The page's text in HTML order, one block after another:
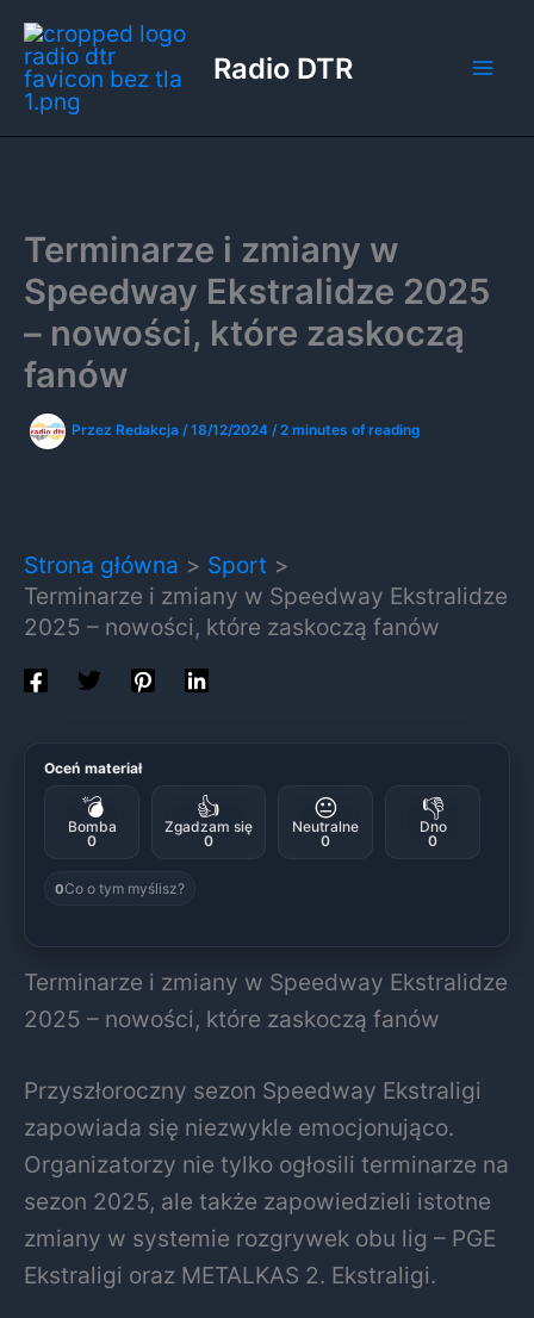
Przejdź
do
treści
Radio DTR
Terminarze i zmiany w
Speedway Ekstralidze 2025
– nowości, które zaskoczą
fanów
Przez Redakcja /18/12/2024 /2 minutes of reading
Strona główna
Sport
Terminarze i zmiany w Speedway Ekstralidze
2025 – nowości, które zaskoczą fanów
Oceń materiał
💣
Bomba
0
👍
Zgadzam się
0
😐
Neutralne
0
👎
Dno
0
0Co o tym myślisz?
Terminarze i zmiany w Speedway Ekstralidze
2025 – nowości, które zaskoczą fanów
Przyszłoroczny sezon Speedway Ekstraligi
zapowiada się niezwykle emocjonująco.
Organizatorzy nie tylko ogłosili terminarze na
sezon 2025, ale także zapowiedzieli istotne
zmiany w systemie rozgrywek obu lig – PGE
Ekstraligi oraz METALKAS 2. Ekstraligi.